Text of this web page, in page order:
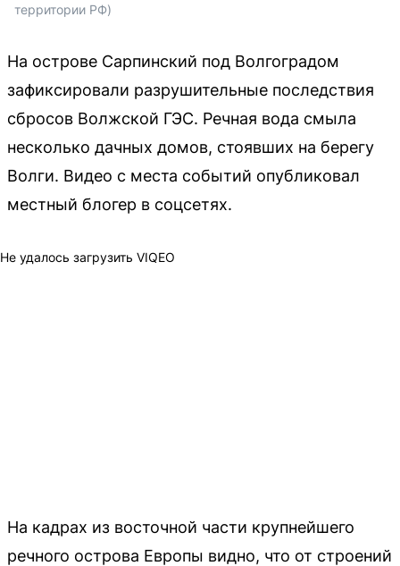
территории РФ)
На острове Сарпинский под Волгоградом
зафиксировали разрушительные последствия
сбросов Волжской ГЭС. Речная вода смыла
несколько дачных домов, стоявших на берегу
Волги. Видео с места событий опубликовал
местный блогер в соцсетях.
Не удалось загрузить VIQEO
На кадрах из восточной части крупнейшего
речного острова Европы видно, что от строений